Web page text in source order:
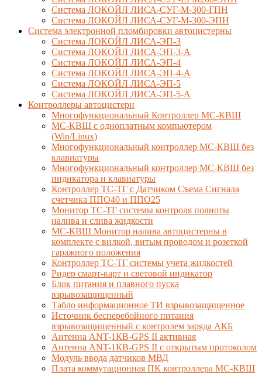
Система ЛОКОЙЛ ЛИСА-СУГ-М-300-ГПН
Система ЛОКОЙЛ ЛИСА-СУГ-М-300-ЭПН
Система электронной пломбировки автоцистерны
Система ЛОКОЙЛ ЛИСА-ЭП-3
Система ЛОКОЙЛ ЛИСА-ЭП-3-А
Система ЛОКОЙЛ ЛИСА-ЭП-4
Система ЛОКОЙЛ ЛИСА-ЭП-4-А
Система ЛОКОЙЛ ЛИСА-ЭП-5
Система ЛОКОЙЛ ЛИСА-ЭП-5-А
Контроллеры автоцистерн
Многофункциональный Контроллер МС-КВШ
МС-КВШ с одноплатным компьютером
(Win/Linux)
Многофункциональный контроллер МС-КВШ без
клавиатуры
Многофункциональный контроллер МС-КВШ без
индикатора и клавиатуры
Контроллер ТС-ТГ с Датчиком Съема Сигнала
счетчика ППО40 и ППО25
Монитор ТС-ТГ системы контроля полноты
налива и слива жидкости
МС-КВШ Монитор налива автоцистерны в
комплекте с вилкой, витым проводом и розеткой
гаражного положения
Контроллер ТС-ТГ системы учета жидкостей
Ридер смарт-карт и световой индикатор
Блок питания и плавного пуска
взрывозащищенный
Табло информационное ТИ взрывозащищенное
Источник бесперебойного питания
взрывозащищенный с контролем заряда АКБ
Антенна ANT-1КВ-GPS II активная
Антенна ANT-1КВ-GPS II с открытым протоколом
Модуль ввода датчиков МВД
Плата коммутационная ПК контроллера МС-КВШ